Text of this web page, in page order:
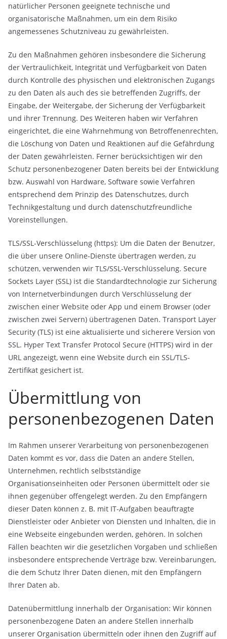
natürlicher Personen geeignete technische und
organisatorische Maßnahmen, um ein dem Risiko
angemessenes Schutzniveau zu gewährleisten.
Zu den Maßnahmen gehören insbesondere die Sicherung
der Vertraulichkeit, Integrität und Verfügbarkeit von Daten
durch Kontrolle des physischen und elektronischen Zugangs
zu den Daten als auch des sie betreffenden Zugriffs, der
Eingabe, der Weitergabe, der Sicherung der Verfügbarkeit
und ihrer Trennung. Des Weiteren haben wir Verfahren
eingerichtet, die eine Wahrnehmung von Betroffenenrechten,
die Löschung von Daten und Reaktionen auf die Gefährdung
der Daten gewährleisten. Ferner berücksichtigen wir den
Schutz personenbezogener Daten bereits bei der Entwicklung
bzw. Auswahl von Hardware, Software sowie Verfahren
entsprechend dem Prinzip des Datenschutzes, durch
Technikgestaltung und durch datenschutzfreundliche
Voreinstellungen.
TLS/SSL-Verschlüsselung (https): Um die Daten der Benutzer,
die über unsere Online-Dienste übertragen werden, zu
schützen, verwenden wir TLS/SSL-Verschlüsselung. Secure
Sockets Layer (SSL) ist die Standardtechnologie zur Sicherung
von Internetverbindungen durch Verschlüsselung der
zwischen einer Website oder App und einem Browser (oder
zwischen zwei Servern) übertragenen Daten. Transport Layer
Security (TLS) ist eine aktualisierte und sicherere Version von
SSL. Hyper Text Transfer Protocol Secure (HTTPS) wird in der
URL angezeigt, wenn eine Website durch ein SSL/TLS-
Zertifikat gesichert ist.
Übermittlung von
personenbezogenen Daten
Im Rahmen unserer Verarbeitung von personenbezogenen
Daten kommt es vor, dass die Daten an andere Stellen,
Unternehmen, rechtlich selbstständige
Organisationseinheiten oder Personen übermittelt oder sie
ihnen gegenüber offengelegt werden. Zu den Empfängern
dieser Daten können z. B. mit IT-Aufgaben beauftragte
Dienstleister oder Anbieter von Diensten und Inhalten, die in
eine Webseite eingebunden werden, gehören. In solchen
Fällen beachten wir die gesetzlichen Vorgaben und schließen
insbesondere entsprechende Verträge bzw. Vereinbarungen,
die dem Schutz Ihrer Daten dienen, mit den Empfängern
Ihrer Daten ab.
Datenübermittlung innerhalb der Organisation: Wir können
personenbezogene Daten an andere Stellen innerhalb
unserer Organisation übermitteln oder ihnen den Zugriff auf